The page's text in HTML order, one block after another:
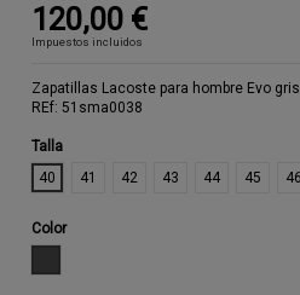
120,00 €
Impuestos incluidos
Zapatillas Lacoste para hombre Evo
REf: 51sma0038
Talla
40
41 42 43 44 45 46
Color